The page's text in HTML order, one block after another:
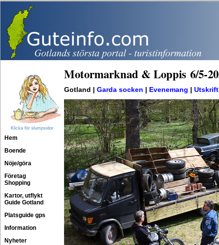
Klicka för slumpsidor
Hem
Boende
Nöje/göra
Företag
Shopping
Kartor, utflykt
Guide Gotland
Platsguide gps
Information
Nyheter
Motormarknad & Loppis 6/5-
Gotland | Garda socken Evenemang Utskrift